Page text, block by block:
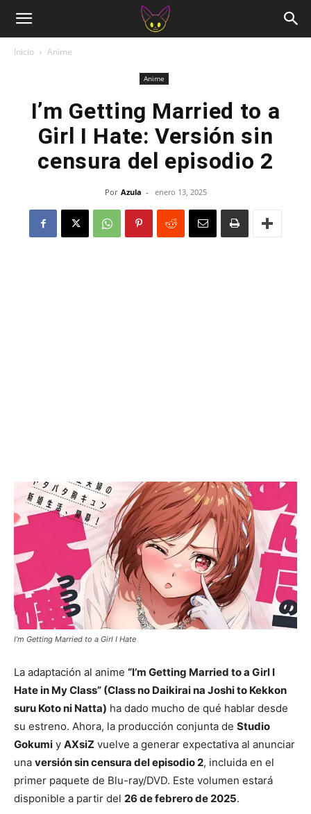
Inicio Anime
Anime
I’m Getting Married to a
Girl I Hate: Versión sin
censura del episodio 2
Por Azula - enero 13, 2025
I’m Getting Married to a Girl I Hate
La adaptación al anime “I’m Getting Married to a Girl I
Hate in My Class” (Class no Daikirai na Joshi to Kekkon
suru Koto ni Natta) ha dado mucho de qué hablar desde
su estreno. Ahora, la producción conjunta de Studio
Gokumi y AXsiZ vuelve a generar expectativa al anunciar
una versión sin censura del episodio 2, incluida en el
primer paquete de Blu-ray/DVD. Este volumen estará
disponible a partir del 26 de febrero de 2025.